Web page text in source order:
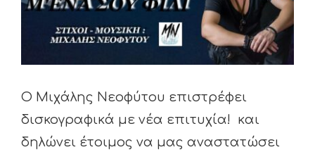
Ο Μιχάλης Νεοφύτου επιστρέφει
δισκογραφικά με νέα επιτυχία! και
δηλώνει έτοιμος να μας αναστατώσει